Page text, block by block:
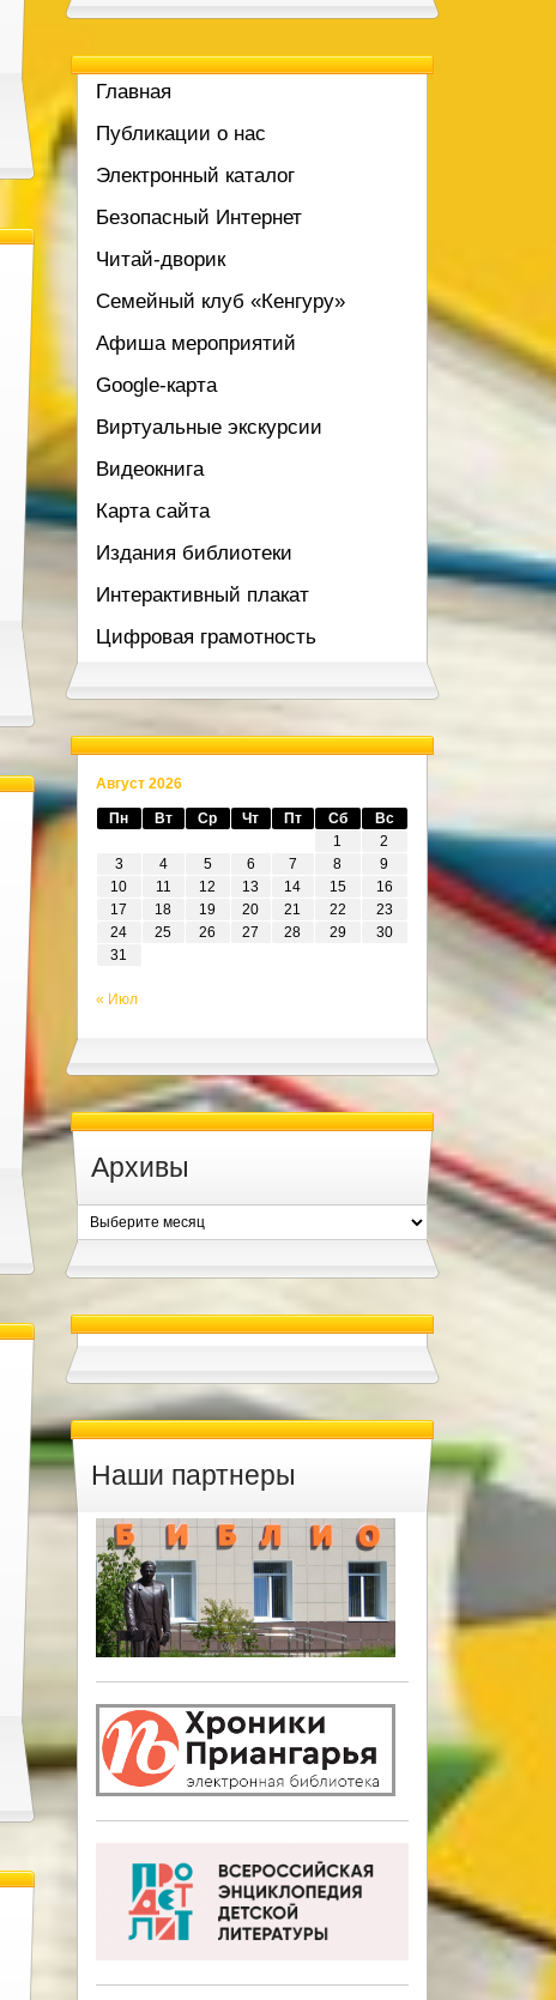
Главная
Публикации о нас
Электронный каталог
Безопасный Интернет
Читай-дворик
Семейный клуб «Кенгуру»
Афиша мероприятий
Google-карта
Виртуальные экскурсии
Видеокнига
Карта сайта
Издания библиотеки
Интерактивный плакат
Цифровая грамотность
Август 2026
Пн Вт Ср Чт Пт Сб
Вс
1
2
3
4 5 6 7 8
9
10
11 12 13 14 15
16
17
18 19 20 21 22
23
24
25 26 27 28 29
30
31
« Июл
Архивы
Архивы
Наши партнеры